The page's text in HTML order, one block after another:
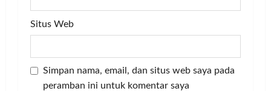
Situs Web
Simpan nama, email, dan situs web saya pada
peramban ini untuk komentar saya